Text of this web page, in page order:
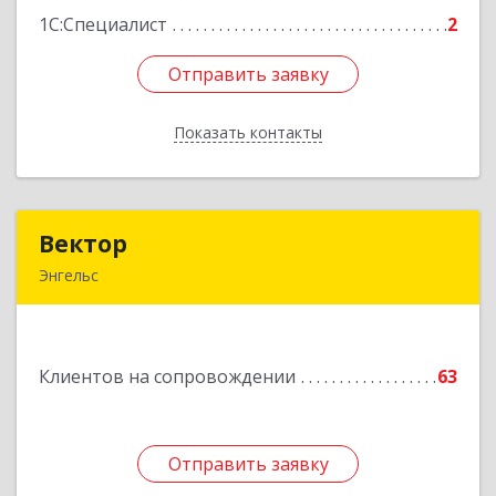
1С:Специалист
2
Отправить заявку
Показать контакты
Отправить заявку
Назад
Вектор
Энгельс
Клиентов на сопровождении 63
Отправить заявку
Подробнее
Отправить заявку